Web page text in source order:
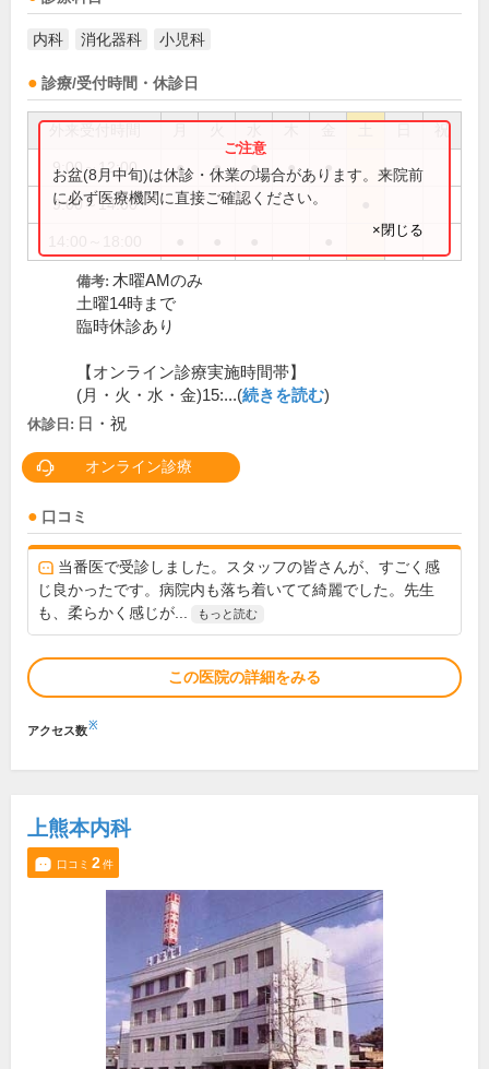
内科 消化器科 小児科
診療/受付時間・休診日
祝
9:00～12:00 ● ● ● ● ●
9:00～14:00
お盆(8月中旬)は休診・休業の場合があります。来院前
に必ず医療機関に直接ご確認ください。
×閉じる
備考: 木曜AMのみ
土曜14時まで
臨時休診あり
【オンライン診療実施時間帯】
(月・火・水・金)15:...(続きを読む)
休診日: 日・祝
オンライン診療
口コミ
当番医で受診しました。スタッフの皆さんが、すごく感
じ良かったです。病院内も落ち着いてて綺麗でした。先生
も、柔らかく感じが...
もっと読む
この医院の詳細をみる
アクセス数※
上熊本内科
口コミ 2件